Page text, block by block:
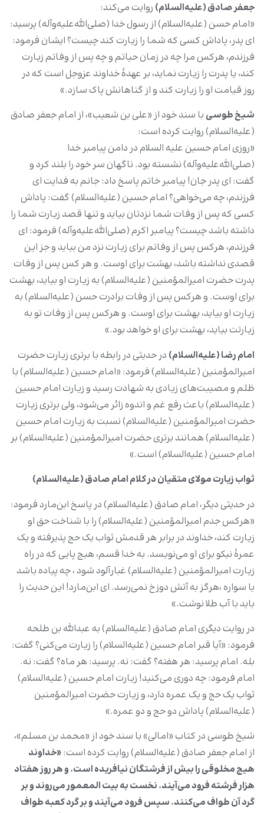
جعفر صادق (علیه‌السلام) روایت می‌کند:
«امام حسن (علیه‌السلام) از رسول خدا (صلی‌الله‌علیه‌وآله) پرسید:
ای پدر، پاداش کسی که شما را زیارت کند چیست؟ ایشان فرمود:
فرزندم، هرکس مرا چه در زمان حیاتم و چه پس از وفاتم زیارت
کند، یا پدرت را زیارت نماید، بر عهدۀ خداوند عزوجل است که در
روز قیامت او را زیارت کند و از گناهانش پاک سازد.»
شیخ طوسی با سند خود از «علی بن شعیب»، از امام جعفر صادق
(علیه‌السلام) روایت کرده است:
«روزی امام حسین علیه السلام در دامن پیامبر خدا
(صلی‌الله‌علیه‌وآله) نشسته بود. ناگهان سر خود را بلند کرد و
گفت: ای پدر جان! پیامبر خاتم پاسخ داد: جانم به فدایت ای
فرزندم، چه می‌خواهی؟ امام حسین (علیه‌السلام) گفت: پاداش
کسی که پس از وفات شما نزدتان بیاید و تنها قصد زیارت شما را
داشته باشد چیست؟ پیامبر اکرم (صلی‌الله‌علیه‌وآله) فرمود: ای
فرزندم، هرکس پس از وفاتم برای زیارت نزد من بیاید و جز این
قصدی نداشته باشد، بهشت برای اوست. و هر کس پس از وفات
پدرت حضرت امیرالمؤمنین (علیه‌السلام) به زیارت او بیاید، بهشت
برای اوست. و هرکس پس از وفات برادرت حسن (علیه‌السلام) به
زیارت او بیاید، بهشت برای اوست. و هرکس پس از وفات تو به
زیارتت بیاید، بهشت برای او خواهد بود.»
امام رضا (علیه‌السلام) در حدیثی در رابطه با برتری زیارت حضرت
امیرالمؤمنین (علیه‌السلام) فرمود: «امام حسین (علیه‌السلام) با
ظلم و مصیبت‌های زیادی به شهادت رسید و زیارت امام حسین
(علیه‌السلام) باعث رفع غم و اندوه زائر می‌شود، ولی برتری زیارت
حضرت امیرالمؤمنین (علیه‌السلام) نسبت به زیارت امام حسین
(علیه‌السلام) همانند برتری حضرت امیرالمؤمنین (علیه‌السلام) بر
امام حسین (علیه‌السلام) است.»
ثواب زیارت مولای متقیان در کلام امام صادق (علیه‌السلام)
در حدیثی دیگر، امام صادق (علیه‌السلام) در پاسخ ابن‌مارد فرمود:
«هرکس جدم امیرالمؤمنین (علیه‌السلام) را با شناخت حق او
زیارت کند، خداوند در برابر هر قدمش ثواب یک حج پذیرفته و یک
عمرۀ نیکو برای او می‌نویسد. به خدا قسم، هیچ پایی که در راه
زیارت امیرالمؤمنین (علیه‌السلام) غبارآلود شود ، چه پیاده باشد
یا سواره ،هرگز به آتش دوزخ نمی‌رسد. ای ابن‌مارد! این حدیث را
باید با آب طلا نوشت.»
در روایت دیگری امام صادق (علیه‌السلام) به عبدالله بن طلحه
فرمود: «آیا قبر امام حسین (علیه‌السلام) را زیارت می‌کنی؟ گفت:
بله. امام پرسید: هر هفته؟ گفت: نه. پرسید: هر ماه؟ گفت: نه.
امام فرمود: چه دوری می‌کنید! زیارت امام حسین (علیه‌السلام)
ثواب یک حج و یک عمره دارد، و زیارت حضرت امیرالمؤمنین
(علیه‌السلام) پاداش دو حج و دو عمره.»
شیخ طوسی در کتاب «امالی» با سند خود از «محمد بن مسلم»،
از امام جعفر صادق (علیه‌السلام) روایت کرده است: «خداوند
هیچ مخلوقی را بیش از فرشتگان نیافریده است. و هر روز هفتاد
هزار فرشته فرود می‌آیند. نخست به بیت ‌المعمور می‌روند و بر
گرد آن طواف می‌کنند. سپس فرود می‌آیند و بر گرد کعبه طواف